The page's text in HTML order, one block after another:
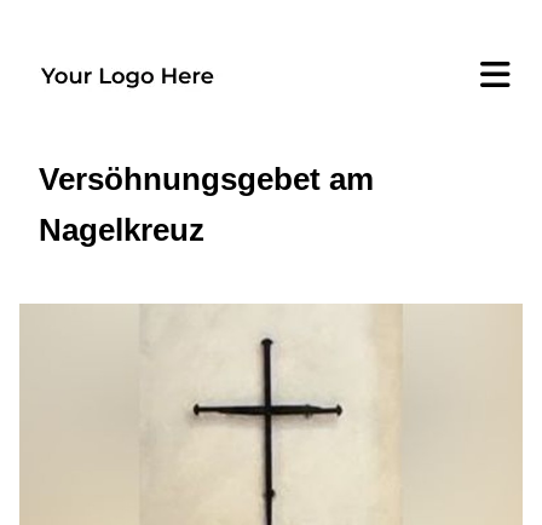
Versöhnungsgebet am
Nagelkreuz